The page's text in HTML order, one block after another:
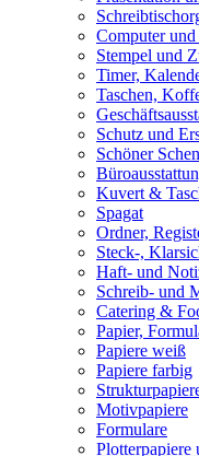
Computer
Stempel und
Timer,
Taschen,
Schutz und
Schöner
Kuvert &
Spagat
Ordner,
Steck-,
Haft- und
Schreib- und
Catering &
Papier,
Papiere weiß
Papiere farbig
Motivpapiere
Formulare
Plotterpapiere